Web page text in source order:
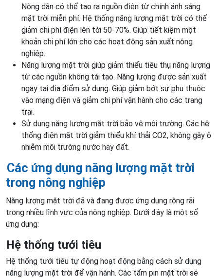
Nông dân có thể tạo ra nguồn điện từ chính ánh sáng
mặt trời miễn phí. Hệ thống năng lượng mặt trời có thể
giảm chi phí điện lên tới 50-70%. Giúp tiết kiệm một
khoản chi phí lớn cho các hoạt động sản xuất nông
nghiệp.
Năng lượng mặt trời giúp giảm thiểu tiêu thụ năng lượng
từ các nguồn không tái tạo. Năng lượng được sản xuất
ngay tại địa điểm sử dụng. Giúp giảm bớt sự phụ thuộc
vào mạng điện và giảm chi phí vận hành cho các trang
trại.
Sử dụng năng lượng mặt trời bảo vệ môi trường. Các hệ
thống điện mặt trời giảm thiểu khí thải CO2, không gây ô
nhiễm môi trường nước hay đất.
Các ứng dụng năng lượng mặt trời
trong nông nghiệp
Năng lượng mặt trời đã và đang được ứng dụng rộng rãi
trong nhiều lĩnh vực của nông nghiệp. Dưới đây là một số
ứng dụng:
Hệ thống tưới tiêu
Hệ thống tưới tiêu tự động hoạt động bằng cách sử dụng
năng lượng mặt trời để vận hành. Các tấm pin mặt trời sẽ